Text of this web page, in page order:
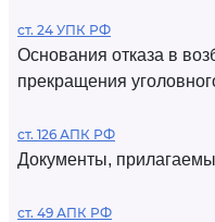
ст. 24 УПК РФ
Основания отказа в
прекращения
ст. 126 АПК РФ
Документы,
ст. 49 АПК РФ